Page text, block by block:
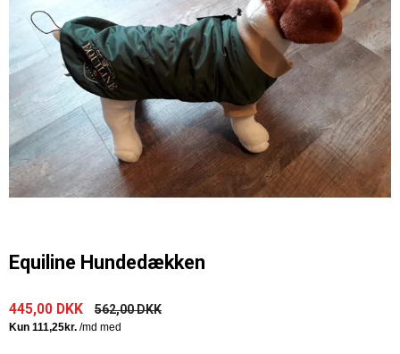
Equiline Hundedækken
445,00 DKK 562,00 DKK